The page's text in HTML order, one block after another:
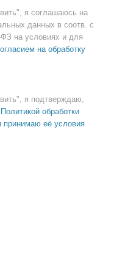
я соглашаюсь на
данных в соотв. с
на условиях и для
на обработку
я подтверждаю,
Политикой обработки
принимаю её условия